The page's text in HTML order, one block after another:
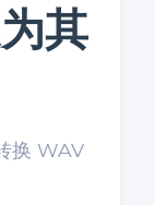
其
换 WAV